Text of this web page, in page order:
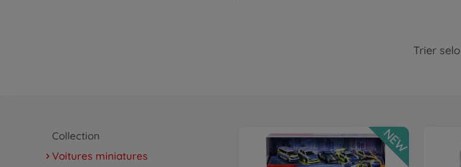
Trier
Collection
Voitures miniatures
NEW